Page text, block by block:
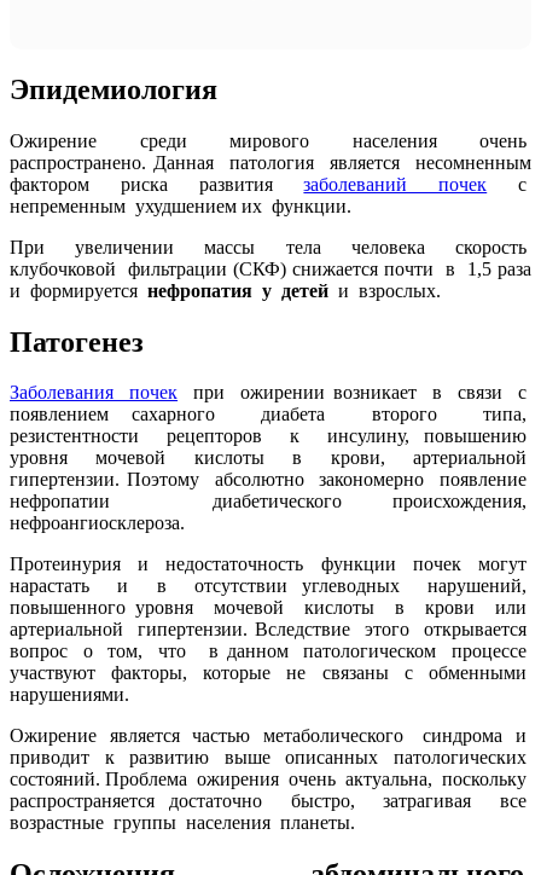
Эпидемиология
Ожирение среди мирового населения очень
распространено. Данная патология является несомненным
фактором риска развитиязаболеваний почек с
непременным ухудшением их функции.
При увеличении массы тела человека скорость
клубочковой фильтрации (СКФ) снижается почти в 1,5 раза
и формируется нефропатия у детей и взрослых.
Патогенез
Заболевания почек при ожирении возникает в связи с
появлением сахарного диабета второго типа,
резистентности рецепторов к инсулину, повышению
уровня мочевой кислоты в крови, артериальной
гипертензии. Поэтому абсолютно закономерно появление
нефропатии диабетического происхождения,
нефроангиосклероза.
Протеинурия и недостаточность функции почек могут
нарастать и в отсутствии углеводных нарушений,
повышенного уровня мочевой кислоты в крови или
артериальной гипертензии. Вследствие этого открывается
вопрос о том, что в данном патологическом процессе
участвуют факторы, которые не связаны с обменными
нарушениями.
Ожирение является частью метаболического синдрома и
приводит к развитию выше описанных патологических
состояний. Проблема ожирения очень актуальна, поскольку
распространяется достаточно быстро, затрагивая все
возрастные группы населения планеты.